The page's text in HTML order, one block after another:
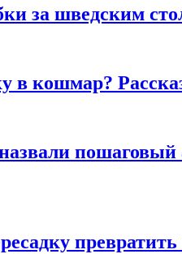
за шведским
в кошмар?
пошаговый